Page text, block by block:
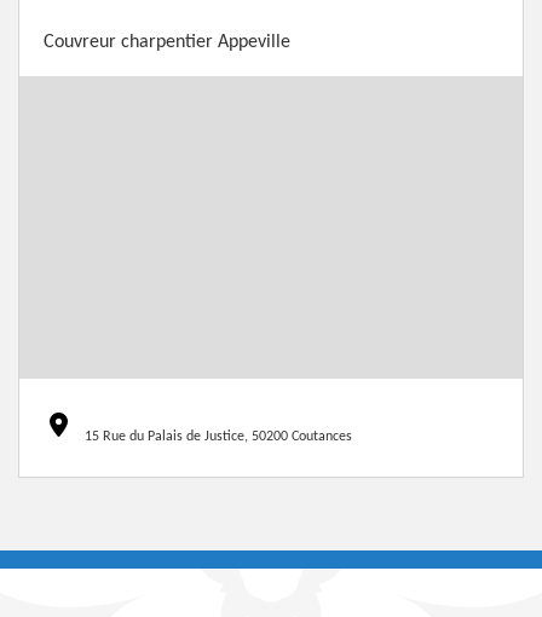
Couvreur charpentier Appeville
15 Rue du Palais de Justice, 50200 Coutances